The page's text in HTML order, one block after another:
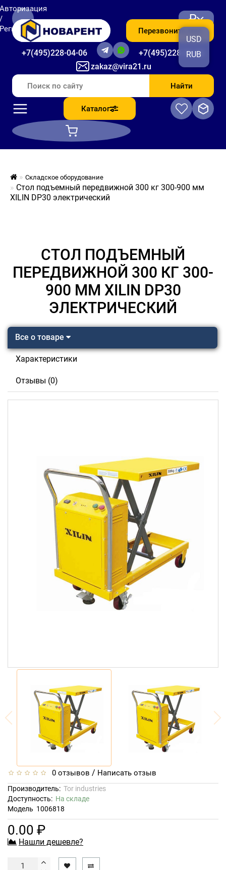
zakaz@vira21.ru
+7(495)228-04-06 +7(495)228-06-56
Перезвоните мне
₽
USD
RUB
Найти
Каталог
Складское оборудование
Стол подъемный передвижной 300 кг 300-900 мм
XILIN DP30 электрический
СТОЛ ПОДЪЕМНЫЙ
ПЕРЕДВИЖНОЙ 300 КГ 300-
900 ММ XILIN DP30
ЭЛЕКТРИЧЕСКИЙ
Все о товаре
Характеристики
Отзывы (0)
0 отзывов / Написать отзыв
Производитель: Tor industries
Доступность: На складе
Модель 1006818
0.00 ₽
Нашли дешевле?